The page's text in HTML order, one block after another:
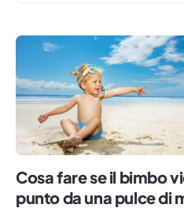
Cosa fare se il bimbo
punto da una pulce di